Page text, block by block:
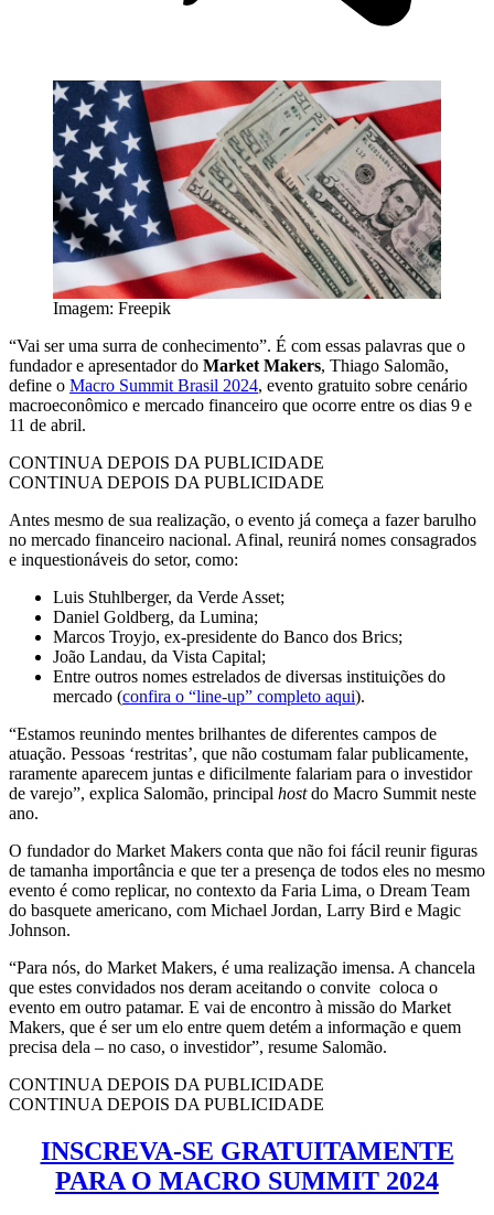
Imagem: Freepik
“Vai ser uma surra de conhecimento”. É com essas palavras que o
fundador e apresentador do Market Makers, Thiago Salomão,
define o Macro Summit Brasil 2024, evento gratuito sobre cenário
macroeconômico e mercado financeiro que ocorre entre os dias 9 e
11 de abril.
CONTINUA DEPOIS DA PUBLICIDADE
CONTINUA DEPOIS DA PUBLICIDADE
Antes mesmo de sua realização, o evento já começa a fazer barulho
no mercado financeiro nacional. Afinal, reunirá nomes consagrados
e inquestionáveis do setor, como:
Luis Stuhlberger, da Verde Asset;
Daniel Goldberg, da Lumina;
Marcos Troyjo, ex-presidente do Banco dos Brics;
João Landau, da Vista Capital;
Entre outros nomes estrelados de diversas instituições do
mercado (confira o “line-up” completo aqui).
“Estamos reunindo mentes brilhantes de diferentes campos de
atuação. Pessoas ‘restritas’, que não costumam falar publicamente,
raramente aparecem juntas e dificilmente falariam para o investidor
de varejo”, explica Salomão, principal hostdo Macro Summit neste
ano.
O fundador do Market Makers conta que não foi fácil reunir figuras
de tamanha importância e que ter a presença de todos eles no mesmo
evento é como replicar, no contexto da Faria Lima, o Dream Team
do basquete americano, com Michael Jordan, Larry Bird e Magic
Johnson.
“Para nós, do Market Makers, é uma realização imensa. A chancela
que estes convidados nos deram aceitando o convite coloca o
evento em outro patamar. E vai de encontro à missão do Market
Makers, que é ser um elo entre quem detém a informação e quem
precisa dela – no caso, o investidor”, resume Salomão.
CONTINUA DEPOIS DA PUBLICIDADE
CONTINUA DEPOIS DA PUBLICIDADE
INSCREVA-SE GRATUITAMENTE
PARA O MACRO SUMMIT 2024